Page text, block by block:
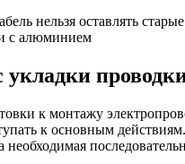
нельзя оставлять
с алюминием
укладки
к монтажу
к основным
необходимая